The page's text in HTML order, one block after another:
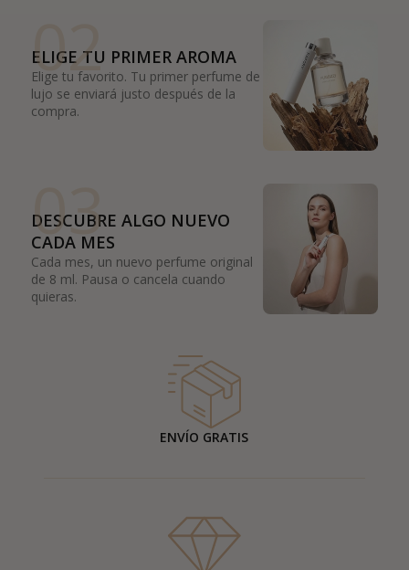
02
ELIGE TU PRIMER AROMA
Elige tu favorito. Tu primer perfume de
lujo se enviará justo después de la
compra.
03
DESCUBRE ALGO NUEVO
CADA MES
Cada mes, un nuevo perfume original
de 8 ml. Pausa o cancela cuando
quieras.
ENVÍO GRATIS